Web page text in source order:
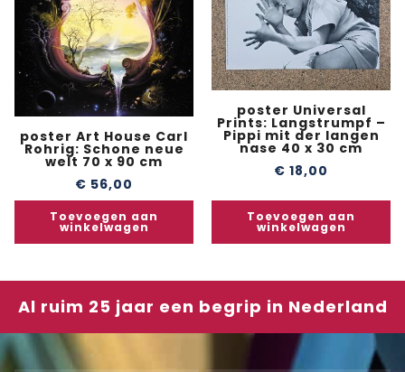
poster Art House Carl
Rohrig: Schone neue
welt 70 x 90 cm
€ 56,00
Toevoegen aan
winkelwagen
poster Universal
Prints: Langstrumpf –
Pippi mit der langen
nase 40 x 30 cm
€ 18,00
Toevoegen aan
winkelwagen
Al ruim 25 jaar een begrip in Nederland